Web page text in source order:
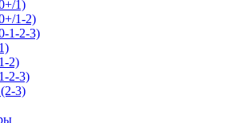
1)
1-2)
1-2-3)
2)
2-3)
3)